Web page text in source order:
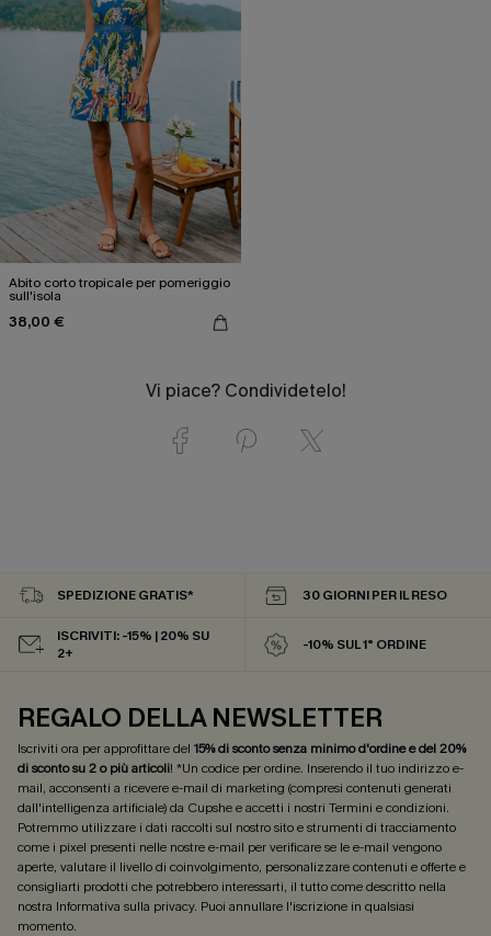
Abito corto tropicale per pomeriggio
sull'isola
38,00 €
Vi piace? Condividetelo!
SPEDIZIONE GRATIS* 30 GIORNI PER IL RESO
ISCRIVITI: -15% | 20% SU
2+
-10% SUL 1° ORDINE
REGALO DELLA NEWSLETTER
Iscriviti ora per approfittare del 15% di sconto senza minimo d'ordine e del 20%
di sconto su 2 o più articoli! *Un codice per ordine. Inserendo il tuo indirizzo e-
mail, acconsenti a ricevere e-mail di marketing (compresi contenuti generati
dall'intelligenza artificiale) da Cupshe e accetti i nostri Termini e condizioni.
Potremmo utilizzare i dati raccolti sul nostro sito e strumenti di tracciamento
come i pixel presenti nelle nostre e-mail per verificare se le e-mail vengono
aperte, valutare il livello di coinvolgimento, personalizzare contenuti e offerte e
consigliarti prodotti che potrebbero interessarti, il tutto come descritto nella
nostra Informativa sulla privacy. Puoi annullare l'iscrizione in qualsiasi
momento.